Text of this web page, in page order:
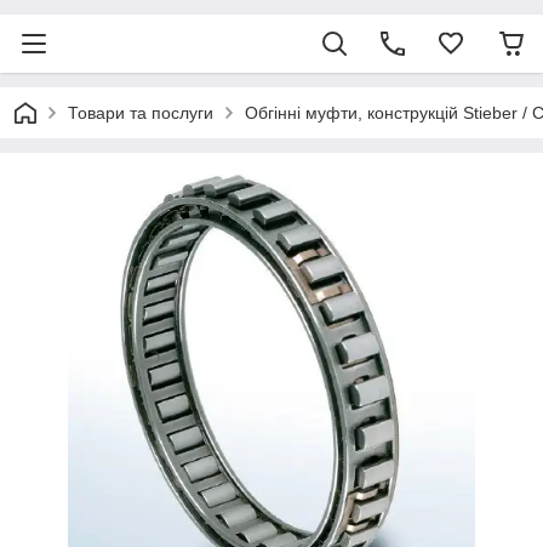
Товари та послуги Обгінні муфти, конструкцій Stieber /